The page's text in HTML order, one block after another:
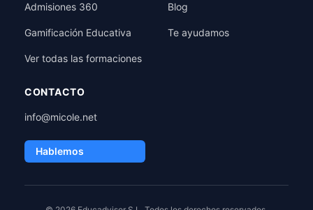
Admisiones 360
Gamificación Educativa
Ver todas las formaciones
Blog
Te ayudamos
CONTACTO
info@micole.net
Hablemos